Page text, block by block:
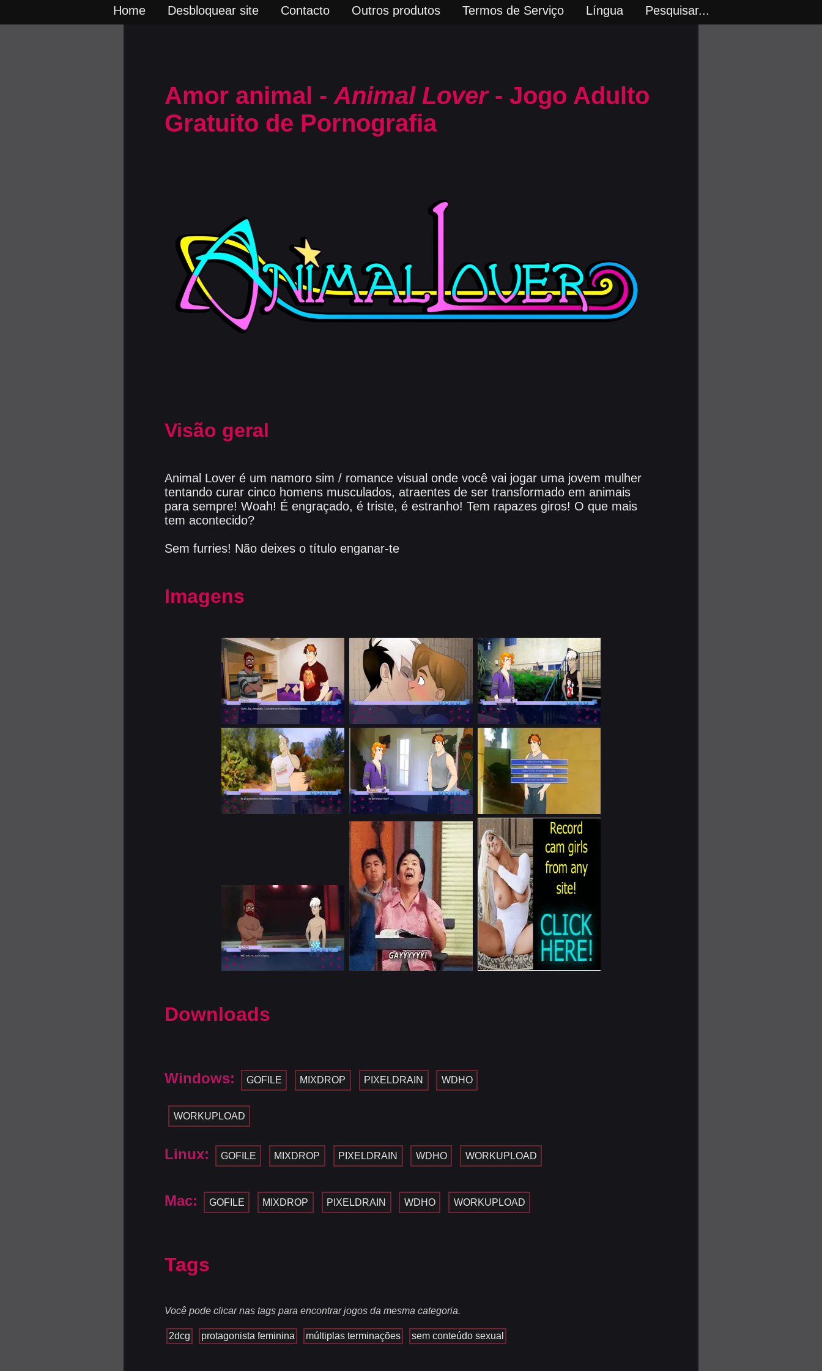
Home Desbloquear site Contacto Outros produtos Termos de Serviço Língua Pesquisar...
Amor animal - Animal Lover- Jogo Adulto
Gratuito de Pornografia
Visão geral
Animal Lover é um namoro sim / romance visual onde você vai jogar uma jovem mulher
tentando curar cinco homens musculados, atraentes de ser transformado em animais
para sempre! Woah! É engraçado, é triste, é estranho! Tem rapazes giros! O que mais
tem acontecido?
Sem furries! Não deixes o título enganar-te
Imagens
Downloads
Windows: GOFILE MIXDROP PIXELDRAIN WDHO
WORKUPLOAD
Linux: GOFILE MIXDROP PIXELDRAIN WDHO WORKUPLOAD
Mac: GOFILE MIXDROP PIXELDRAIN WDHO WORKUPLOAD
Tags
Você pode clicar nas tags para encontrar jogos da mesma categoria.
2dcg protagonista feminina múltiplas terminações sem conteúdo sexual